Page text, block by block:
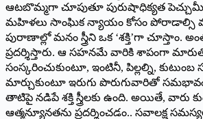
ఆటబొమ్మగా చూపుతూ పురుషాధిక్యత
మహిళలు సాంఘిక న్యాయం కోసం పోరాడాల్సి
పురాణాల్లో మనం స్త్రీని ఒక ‘శక్తి’గా చూస్తాం.
ప్రదర్శిస్తారు. ఆ సహనమే వారికి శాపంగా
సంస్కరించుకుంటూ, ఇంటినీ, పిల్లల్ని, కుటుంబ
మార్చుకుంటూ ఇరుగు పొరుగువారితో సమభావం
తాటిపై నడిపే శక్తి స్త్రీలకు ఉంది. అయితే, వారు
ఆత్మన్యూనతను ప్రదర్శించడం.. సవాలక్ష